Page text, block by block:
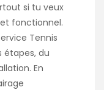
si tu veux
fonctionnel.
Tennis
étapes, du
En